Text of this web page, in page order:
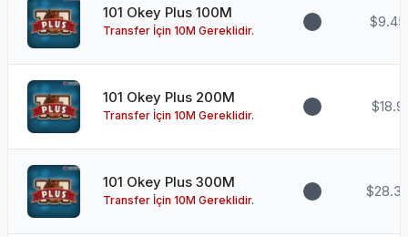
101 Okey Plus 100M
Transfer İçin 10M Gereklidir.
$9.45
101 Okey Plus 200M
Transfer İçin 10M Gereklidir.
$18.9
101 Okey Plus 300M
Transfer İçin 10M Gereklidir.